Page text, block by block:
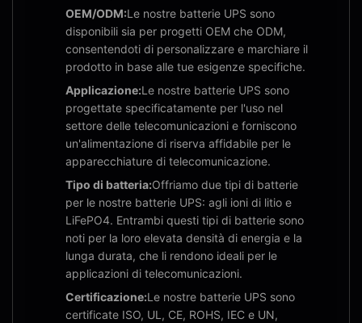
OEM/ODM:Le nostre batterie UPS sono
disponibili sia per progetti OEM che ODM,
consentendoti di personalizzare e marchiare il
prodotto in base alle tue esigenze specifiche.
Applicazione:Le nostre batterie UPS sono
progettate specificatamente per l'uso nel
settore delle telecomunicazioni e forniscono
un'alimentazione di riserva affidabile per le
apparecchiature di telecomunicazione.
Tipo di batteria:Offriamo due tipi di batterie
per le nostre batterie UPS: agli ioni di litio e
LiFePO4. Entrambi questi tipi di batterie sono
noti per la loro elevata densità di energia e la
lunga durata, che li rendono ideali per le
applicazioni di telecomunicazioni.
Certificazione:Le nostre batterie UPS sono
certificate ISO, UL, CE, ROHS, IEC e UN,